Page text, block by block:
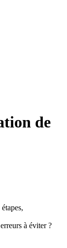
de
à éviter ?